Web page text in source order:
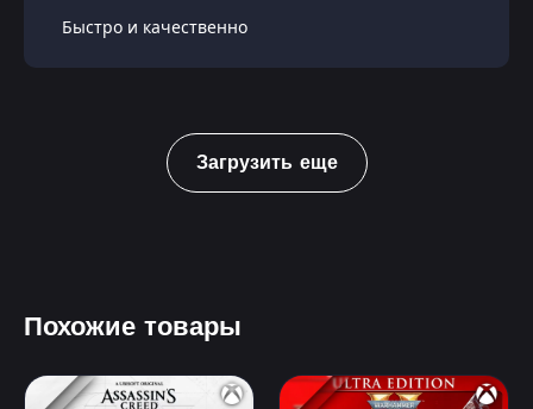
Быстро и качественно
Загрузить еще
Похожие товары